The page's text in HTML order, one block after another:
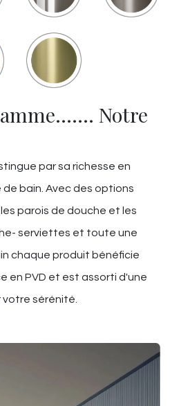
Notre
par sa richesse en
bain. Avec des options
parois de douche et les
serviettes et toute une
chaque produit bénéficie
en PVD et est assorti d'une
sérénité.